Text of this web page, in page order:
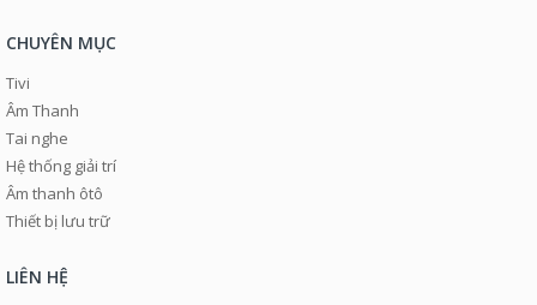
CHUYÊN MỤC
Tivi
Âm Thanh
Tai nghe
Hệ thống giải trí
Âm thanh ôtô
Thiết bị lưu trữ
LIÊN HỆ